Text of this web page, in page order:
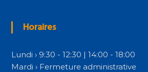
Horaires
Lundi › 9:30 - 12:30 | 14:00 - 18:00
Mardi › Fermeture administrative